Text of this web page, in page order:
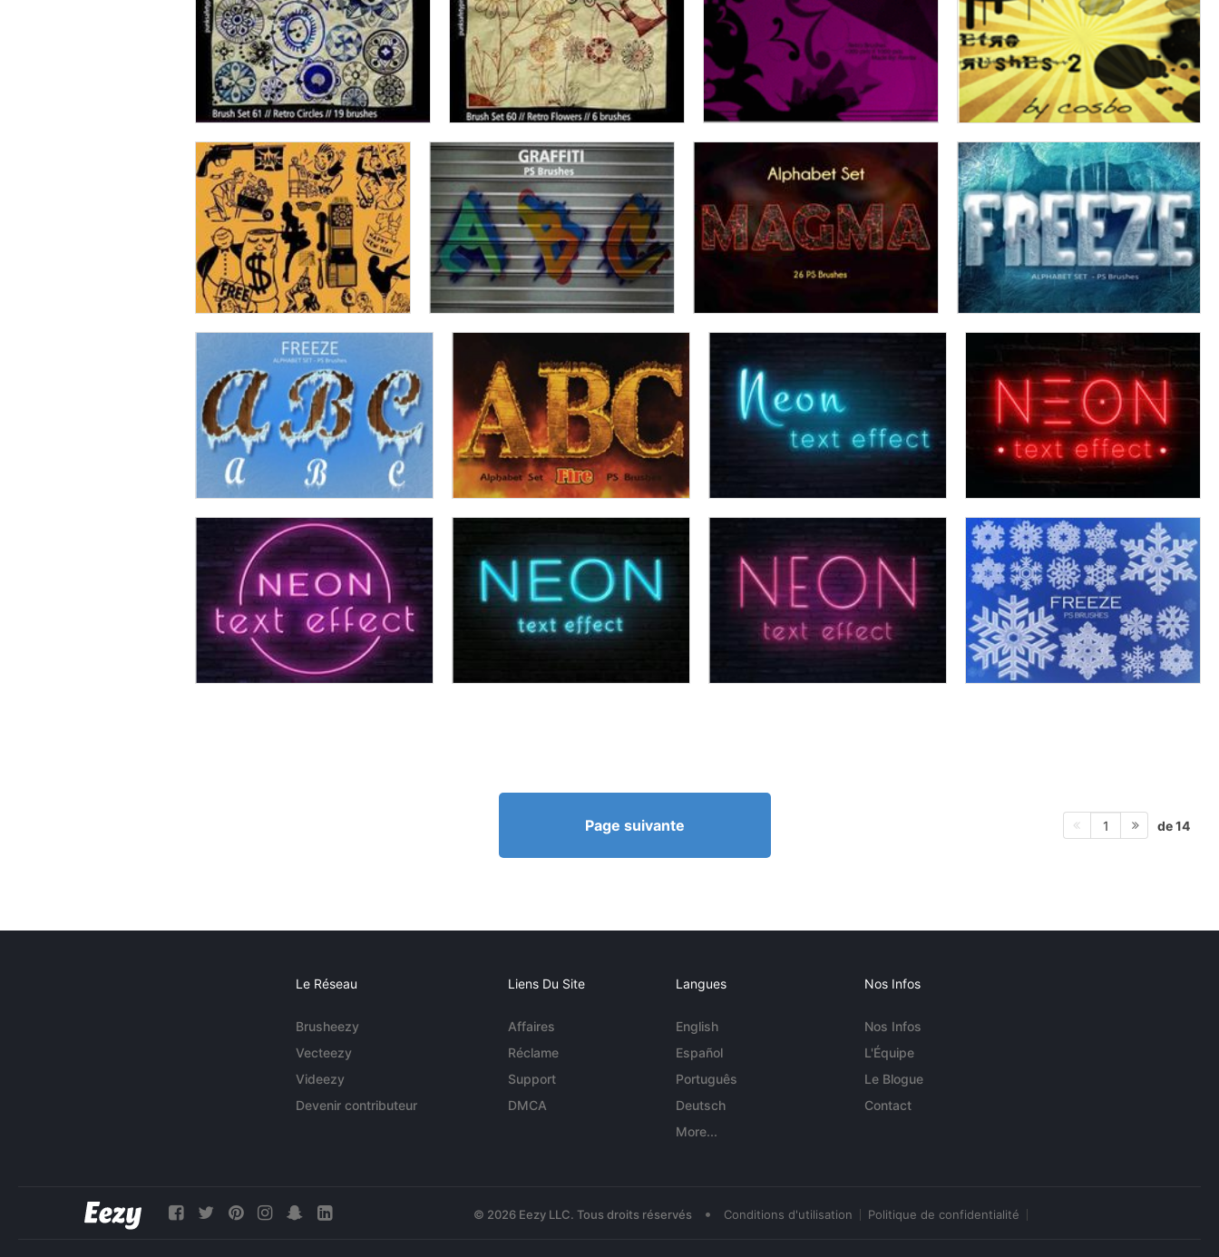
Page suivante 1 de 14
Le Réseau
Brusheezy
Vecteezy
Videezy
Devenir contributeur
Liens Du Site
Affaires
Réclame
Support
DMCA
Langues
English
Español
Português
Deutsch
More...
Nos Infos
Nos Infos
L'Équipe
Le Blogue
Contact
© 2026 Eezy LLC. Tous droits réservés • Conditions d'utilisation Politique de confidentialité